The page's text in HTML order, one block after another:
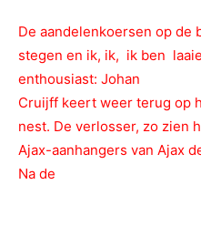
De aandelenkoersen op de
stegen en ik, ik, ik ben
enthousiast: Johan
Cruijff keert weer terug op
nest. De verlosser, zo zien
Ajax-aanhangers van Ajax
Na de